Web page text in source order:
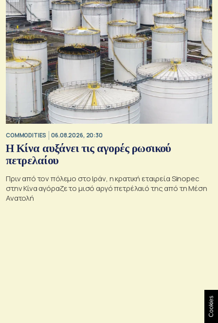
COMMODITIES 06.08.2026, 20:30
Η Κίνα αυξάνει τις αγορές ρωσικού
πετρελαίου
Πριν από τον πόλεμο στο Ιράν, η κρατική εταιρεία Sinopec
στην Κίνα αγόραζε το μισό αργό πετρέλαιό της από τη Μέση
Ανατολή
Cookies